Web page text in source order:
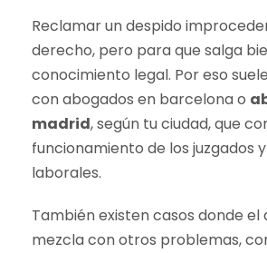
Reclamar un despido
derecho, pero para que salga
conocimiento legal. Por eso
con abogados en barcelona o
madrid, según tu ciudad, que
funcionamiento de los juzgados
laborales.
También existen casos donde el
mezcla con otros problemas,